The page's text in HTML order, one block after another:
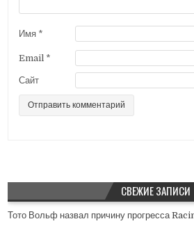
и
я
м
Имя *
Email *
Сайт
СВЕЖИЕ ЗАПИСИ
Тото Вольф назвал причину прогресса